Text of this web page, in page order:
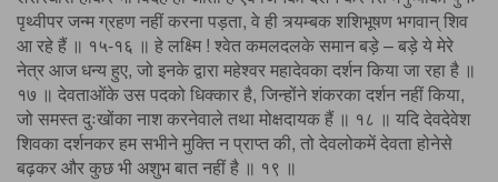
पृथ्वीपर जन्म ग्रहण नहीं करना पड़ता, वे ही त्र्यम्बक शशिभूषण भगवान् शिव
आ रहे हैं ॥ १५-१६ ॥ हे लक्ष्मि ! श्वेत कमलदलके समान बड़े – बड़े ये मेरे
नेत्र आज धन्य हुए, जो इनके द्वारा महेश्वर महादेवका दर्शन किया जा रहा है ॥
१७ ॥ देवताओंके उस पदको धिक्कार है, जिन्होंने शंकरका दर्शन नहीं किया,
जो समस्त दुःखोंका नाश करनेवाले तथा मोक्षदायक हैं ॥ १८ ॥ यदि देवदेवेश
शिवका दर्शनकर हम सभीने मुक्ति न प्राप्त की, तो देवलोकमें देवता होनेसे
बढ़कर और कुछ भी अशुभ बात नहीं है ॥ १९ ॥